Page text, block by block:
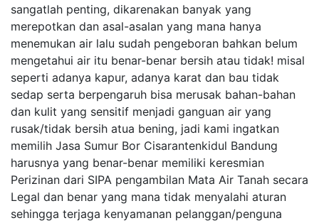
sangatlah penting, dikarenakan banyak yang
merepotkan dan asal-asalan yang mana hanya
menemukan air lalu sudah pengeboran bahkan belum
mengetahui air itu benar-benar bersih atau tidak! misal
seperti adanya kapur, adanya karat dan bau tidak
sedap serta berpengaruh bisa merusak bahan-bahan
dan kulit yang sensitif menjadi ganguan air yang
rusak/tidak bersih atua bening, jadi kami ingatkan
memilih Jasa Sumur Bor Cisarantenkidul Bandung
harusnya yang benar-benar memiliki keresmian
Perizinan dari SIPA pengambilan Mata Air Tanah secara
Legal dan benar yang mana tidak menyalahi aturan
sehingga terjaga kenyamanan pelanggan/penguna